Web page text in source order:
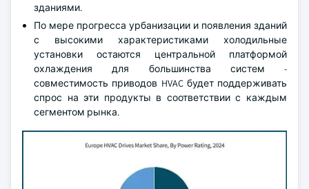
зданиями.
По мере прогресса урбанизации и появления зданий
с высокими характеристиками холодильные
установки остаются центральной платформой
охлаждения для большинства систем -
совместимость приводов HVAC будет поддерживать
спрос на эти продукты в соответствии с каждым
сегментом рынка.